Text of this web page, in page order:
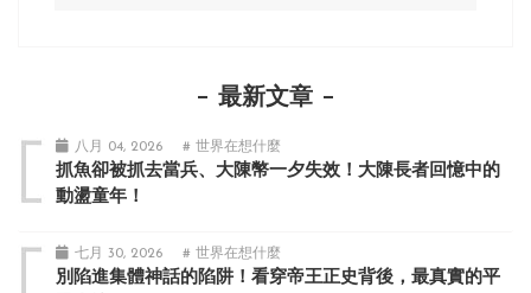
最新文章
八月 04, 2026 # 世界在想什麼
抓魚卻被抓去當兵、大陳幣一夕失效！大陳長者回憶中的
動盪童年！
七月 30, 2026 # 世界在想什麼
別陷進集體神話的陷阱！看穿帝王正史背後，最真實的平